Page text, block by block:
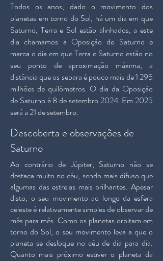
Todos os anos, dado o movimento dos
planetas em torno do Sol, há um dia em que
Saturno, Terra e Sol estão alinhados, a este
dia chamamos a Oposição de Saturno e
marca o dia em que Terra e Saturno estão no
seu ponto de aproximação máxima, a
distância que os separa é pouco mais de 1 295
milhões de quilómetros. O dia da Oposição
de Saturno é 8 de setembro 2024. Em 2025
será a 21 de setembro.
Descoberta e observações de
Saturno
Ao contrário de Júpiter, Saturno não se
destaca muito no céu, sendo mais difuso que
algumas das estrelas mais brilhantes. Apesar
disto, o seu movimento ao longo da esfera
celeste é relativamente simples de observar de
mês para mês. Como os planetas orbitam em
torno do Sol, o seu movimento leva a que o
planeta se desloque no céu de dia para dia.
Quanto mais próximo estiver o planeta da